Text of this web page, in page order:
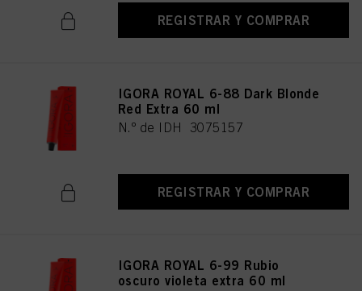
REGISTRAR Y COMPRAR
IGORA ROYAL 6-88 Dark Blonde
Red Extra 60 ml
N.º de IDH 3075157
REGISTRAR Y COMPRAR
IGORA ROYAL 6-99 Rubio
oscuro violeta extra 60 ml